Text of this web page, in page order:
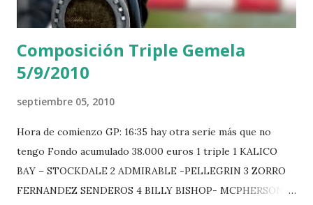
Composición Triple Gemela
5/9/2010
septiembre 05, 2010
Hora de comienzo GP: 16:35 hay otra serie más que no
tengo Fondo acumulado 38.000 euros 1 triple 1 KALICO
BAY – STOCKDALE 2 ADMIRABLE -PELLEGRIN 3 ZORRO
FERNANDEZ SENDEROS 4 BILLY BISHOP- MCPHERSON 5